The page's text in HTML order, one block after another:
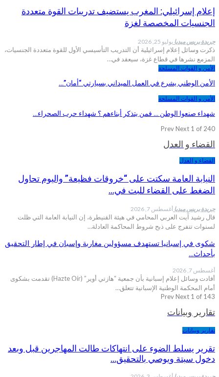
إعلام إسرائيلي: المغرب يستضيف تدريبات القوة متعددة
الجنسيات المخصصة لغزة
جريدة بريس ميديا يوليو 25, 2026
ذكرت وسائل إعلام إسرائيلية أن التدريب التأسيسي الأول للقوة متعددة الجنسيات،
المزمع نشرها في قطاع غزة، سيعقد في…
الأمن و القوات المسلحة
الأمن الوطني يشرع في العمل الميداني بسيارتي “أمان”…
الأمن و القوات المسلحة
شهداء صنعوا الوطن … فمن يتذكر أبناءهم ؟ شهداء حرب الصحراء…
PrevNext 1 of 240
القضاء و العدل
القضاء و العدل
النيابة العامة سكتت على “خروقات فظيعة” واليوم تحاول
الضغط على القضاء للبت في…
جريدة بريس ميديا أغسطس 7, 2026
قال رشيد آيت العربي المحامي في هيئة القنيطرة، إن النيابة العامة التي ظلت
لسنوات تتفرج على ذبح شروط المحاكمة العادلة…
شكوى في إسبانيا تستهدف مسؤولين مغاربة وإسبان في إطار التحقيق
بأحداث…
أغسطس 7, 2026
أفادت وسائل إعلام إسبانية بأن جمعية “هازتي أوير” (Hazte Oír) تقدمت بشكوى
أمام المحكمة الوطنية الإسبانية تتعلق…
PrevNext 1 of 143
تقارير وبيانات
تقارير وبيانات
تقرير يسلط الضوء على انتهاكات طالت المهاجرين قبل وبعد
دخول سبتة ويوصي بالتحقيق…